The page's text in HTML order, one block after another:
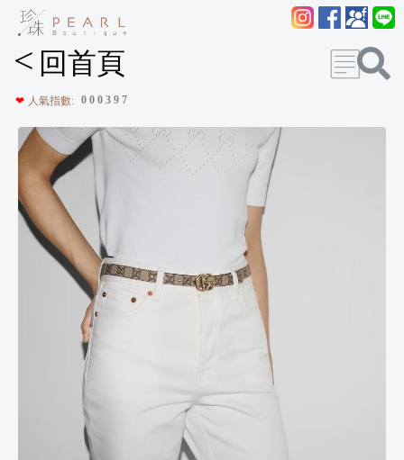
< 回首頁
❤ 人氣指數: 0 0 0 3 9 7